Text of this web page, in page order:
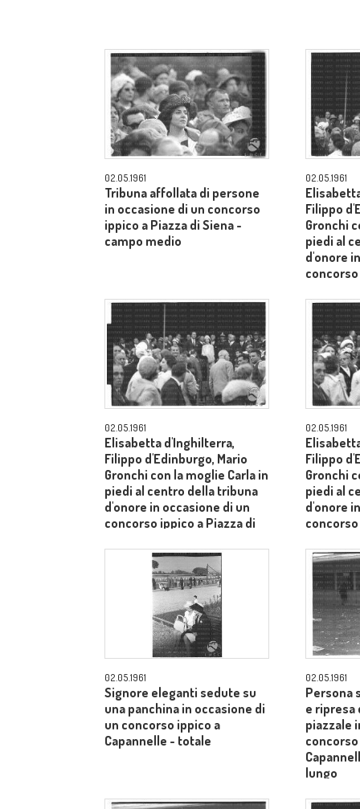
02.05.1961
Tribuna affollata di persone
in occasione di un concorso
ippico a Piazza di Siena -
campo medio
02.05.1961
Filippo
Gronchi
piedi al
d'onore
02.05.1961
Elisabetta d'Inghilterra,
Filippo d'Edinburgo, Mario
Gronchi con la moglie Carla in
piedi al centro della tribuna
d'onore in occasione di un
concorso ippico a Piazza di
02.05.1961
Filippo
Gronchi
piedi al
d'onore
02.05.1961
Signore eleganti sedute su
una panchina in occasione di
un concorso ippico a
Capannelle - totale
02.05.1961
Persona
e ripresa
piazzale
concorso
lungo